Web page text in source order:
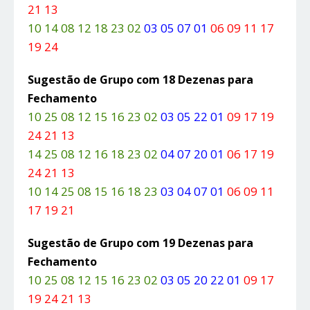
21 13
10 14 08 12 18 23 02 03 05 07 01 06 09 11 17
19 24
Sugestão de Grupo com 18 Dezenas para
Fechamento
10 25 08 12 15 16 23 02 03 05 22 01 09 17 19
24 21 13
14 25 08 12 16 18 23 02 04 07 20 01 06 17 19
24 21 13
10 14 25 08 15 16 18 23 03 04 07 01 06 09 11
17 19 21
Sugestão de Grupo com 19 Dezenas para
Fechamento
10 25 08 12 15 16 23 02 03 05 20 22 01 09 17
19 24 21 13